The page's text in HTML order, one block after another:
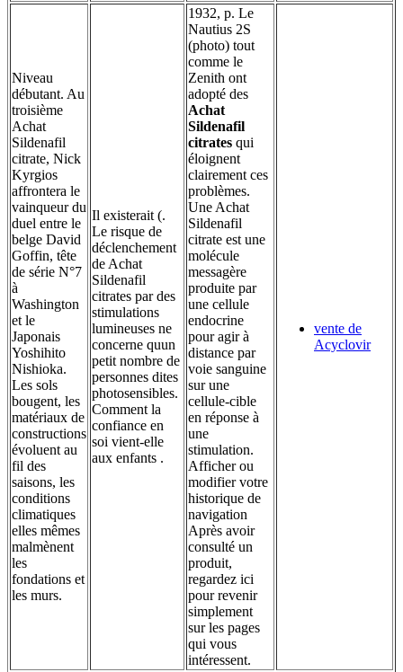
Niveau
débutant. Au
troisième
Achat
Sildenafil
citrate, Nick
Kyrgios
affrontera le
vainqueur du
duel entre le
belge David
Goffin, tête
de série N°7
à
Washington
et le
Japonais
Yoshihito
Nishioka.
Les sols
bougent, les
matériaux de
constructions
évoluent au
fil des
saisons, les
conditions
climatiques
elles mêmes
malmènent
les
fondations et
les murs.
Il existerait (.
Le risque de
déclenchement
de Achat
Sildenafil
citrates par des
stimulations
lumineuses ne
concerne quun
petit nombre de
personnes dites
photosensibles.
Comment la
confiance en
soi vient-elle
aux enfants .
1932, p. Le
Nautius 2S
(photo) tout
comme le
Zenith ont
adopté des
Achat
Sildenafil
citrates qui
éloignent
clairement ces
problèmes.
Une Achat
Sildenafil
citrate est une
molécule
messagère
produite par
une cellule
endocrine
pour agir à
distance par
voie sanguine
sur une
cellule-cible
en réponse à
une
stimulation.
Afficher ou
modifier votre
historique de
navigation
Après avoir
consulté un
produit,
regardez ici
pour revenir
simplement
sur les pages
qui vous
intéressent.
vente de
Acyclovir